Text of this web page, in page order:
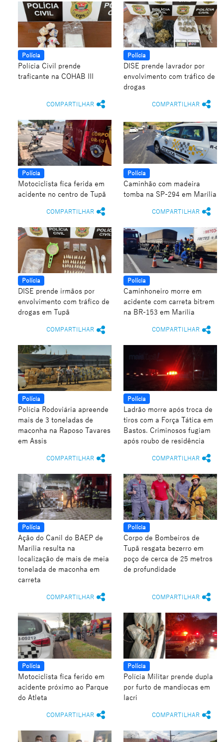
Polícia
Polícia Civil prende
traficante na COHAB III
COMPARTILHAR
Polícia
DISE prende lavrador por
envolvimento com tráfico de
drogas
COMPARTILHAR
Polícia
Motociclista fica ferida em
acidente no centro de Tupã
COMPARTILHAR
Polícia
Caminhão com madeira
tomba na SP-294 em Marília
COMPARTILHAR
Polícia
DISE prende irmãos por
envolvimento com tráfico de
drogas em Tupã
COMPARTILHAR
Polícia
Caminhoneiro morre em
acidente com carreta bitrem
na BR-153 em Marília
COMPARTILHAR
Polícia
Polícia Rodoviária apreende
mais de 3 toneladas de
maconha na Raposo Tavares
em Assis
COMPARTILHAR
Polícia
Ladrão morre após troca de
tiros com a Força Tática em
Bastos. Criminosos fugiam
após roubo de residência
COMPARTILHAR
Polícia
Ação do Canil do BAEP de
Marília resulta na
localização de mais de meia
tonelada de maconha em
carreta
COMPARTILHAR
Polícia
Corpo de Bombeiros de
Tupã resgata bezerro em
poço de cerca de 25 metros
de profundidade
COMPARTILHAR
Polícia
Motociclista fica ferido em
acidente próximo ao Parque
do Atleta
COMPARTILHAR
Polícia
Polícia Militar prende dupla
por furto de mandiocas em
Iacri
COMPARTILHAR